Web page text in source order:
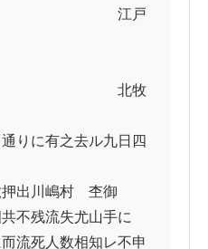
　　　　　　　北牧
りに有之去ル九日四
出川嶋村ゟ杢御
不残流失尤山手に
流死人数相知レ不申